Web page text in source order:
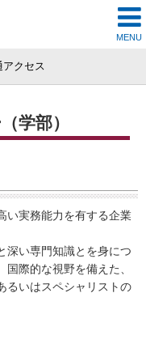
MENU
アクセス
学部）
い実務能力を有する企業
深い専門知識とを身につ
際的な視野を備えた、
るいはスペシャリストの